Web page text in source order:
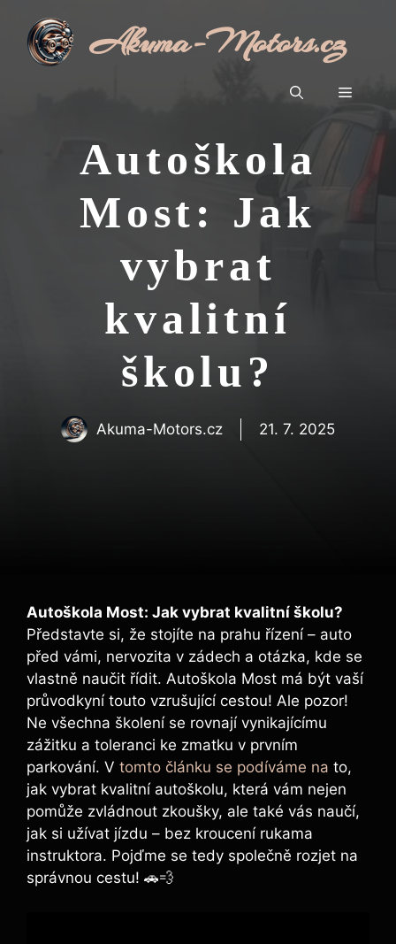
obsah
Akuma-Motors.cz
Menu
Autoškola
Most: Jak
vybrat
kvalitní
školu?
Akuma-Motors.cz 21. 7. 2025
Autoškola Most: Jak vybrat kvalitní školu?
Představte si, že stojíte na prahu řízení – auto
před vámi, nervozita v zádech a otázka, kde se
vlastně naučit řídit. Autoškola Most má být vaší
průvodkyní touto vzrušující cestou! Ale pozor!
Ne všechna školení se rovnají vynikajícímu
zážitku a toleranci ke zmatku v prvním
parkování. V tomto článku se podíváme na to,
jak vybrat kvalitní autoškolu, která vám nejen
pomůže zvládnout zkoušky, ale také vás naučí,
jak si užívat jízdu – bez kroucení rukama
instruktora. Pojďme se tedy společně rozjet na
správnou cestu! 🚗💨